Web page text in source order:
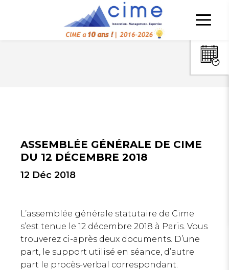
ASSEMBLÉE GÉNÉRALE DE CIME
DU 12 DÉCEMBRE 2018
12 Déc 2018
L’assemblée générale statutaire de Cime
s’est tenue le 12 décembre 2018 à Paris. Vous
trouverez ci-après deux documents. D’une
part, le support utilisé en séance, d’autre
part le procès-verbal correspondant.